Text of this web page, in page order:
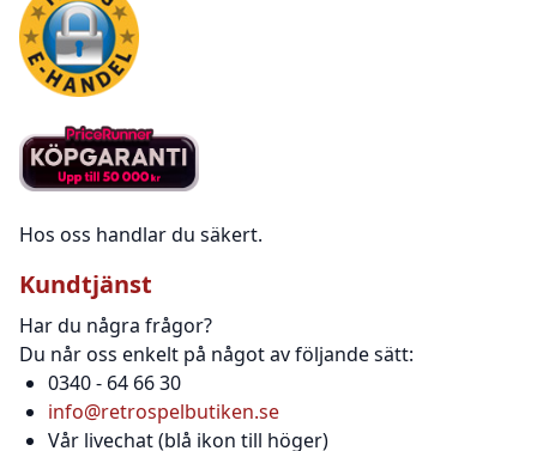
Hos oss handlar du säkert.
Kundtjänst
Har du några frågor?
Du når oss enkelt på något av följande sätt:
0340 - 64 66 30
info@retrospelbutiken.se
Vår livechat (blå ikon till höger)